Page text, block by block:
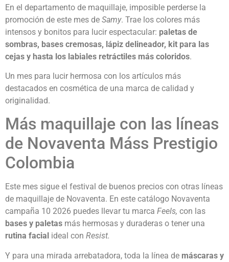
En el departamento de maquillaje, imposible perderse la
promoción de este mes de Samy. Trae los colores más
intensos y bonitos para lucir espectacular: paletas de
sombras, bases cremosas, lápiz delineador, kit para las
cejas y hasta los labiales retráctiles más coloridos.
Un mes para lucir hermosa con los artículos más
destacados en cosmética de una marca de calidad y
originalidad.
Más maquillaje con las líneas
de Novaventa Máss Prestigio
Colombia
Este mes sigue el festival de buenos precios con otras líneas
de maquillaje de Novaventa. En este catálogo Novaventa
campaña 10 2026 puedes llevar tu marca Feels, con las
bases y paletas más hermosas y duraderas o tener una
rutina facial ideal con Resist.
Y para una mirada arrebatadora, toda la línea de máscaras y